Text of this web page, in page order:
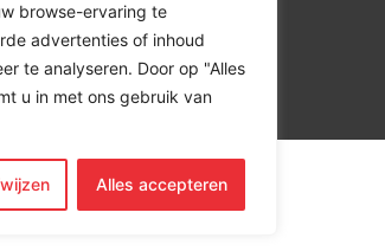
browse-ervaring te
advertenties of inhoud
te analyseren. Door op "Alles
u in met ons gebruik van
Alles accepteren